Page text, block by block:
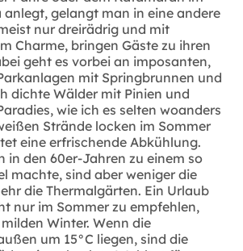
gelangt man in eine andere
nur dreirädrig und mit
Charme, bringen Gäste zu ihren
geht es vorbei an imposanten,
mit Springbrunnen und
dichte Wälder mit Pinien und
wie ich es selten woanders
Strände locken im Sommer
eine erfrischende Abkühlung.
in den 60er-Jahren zu einem so
machte, sind aber weniger die
die Thermalgärten. Ein Urlaub
nur im Sommer zu empfehlen,
Winter. Wenn die
um 15°C liegen, sind die